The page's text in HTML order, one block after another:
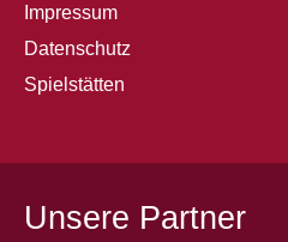
Impressum
Datenschutz
Spielstätten
Unsere Partner